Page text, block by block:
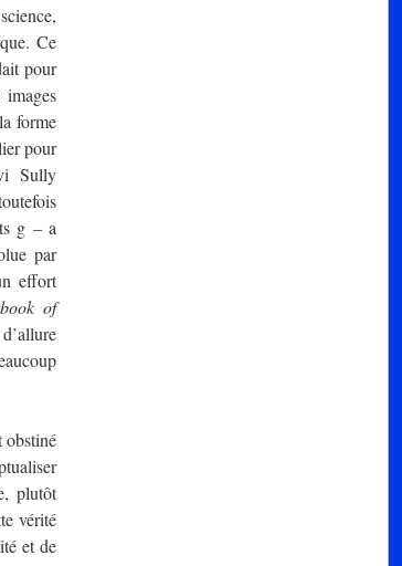
Ce
pour
forme
pour
Sully
g – a
par
effort
of
obstiné
plutôt
vérité
et de